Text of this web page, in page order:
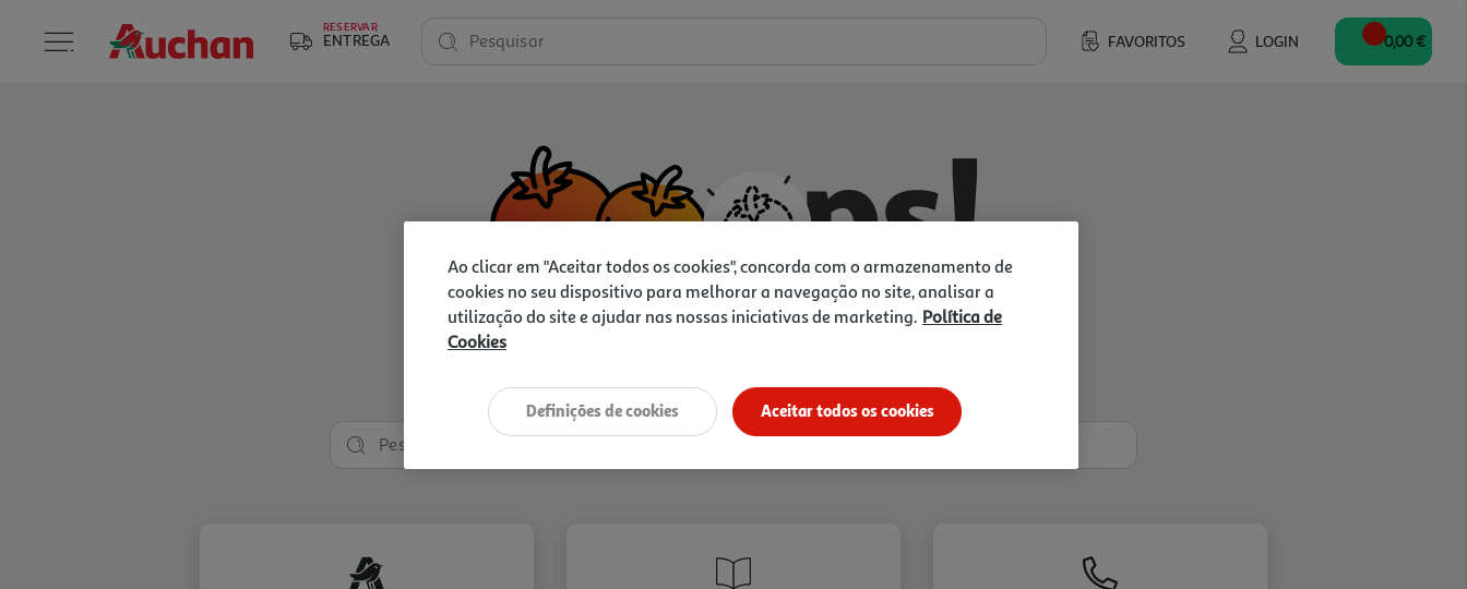
RESERVAR
ENTREGA FAVORITOS LOGIN
Pesquisar 0,00 €
Vamos tentar de novo?
Ao clicar em "Aceitar todos os cookies", concorda com o armazenamento de
cookies no seu dispositivo para melhorar a navegação no site, analisar a
utilização do site e ajudar nas nossas iniciativas de marketing. Política de
Cookies
Aceitar todos os cookies
Definições de cookies